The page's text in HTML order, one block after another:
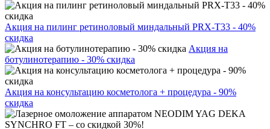
Акция на пилинг ретиноловый миндальный PRX-T33 - 40%
скидка
Акция на
ботулинотерапию - 30% скидка
Акция на консультацию косметолога + процедура - 90%
скидка